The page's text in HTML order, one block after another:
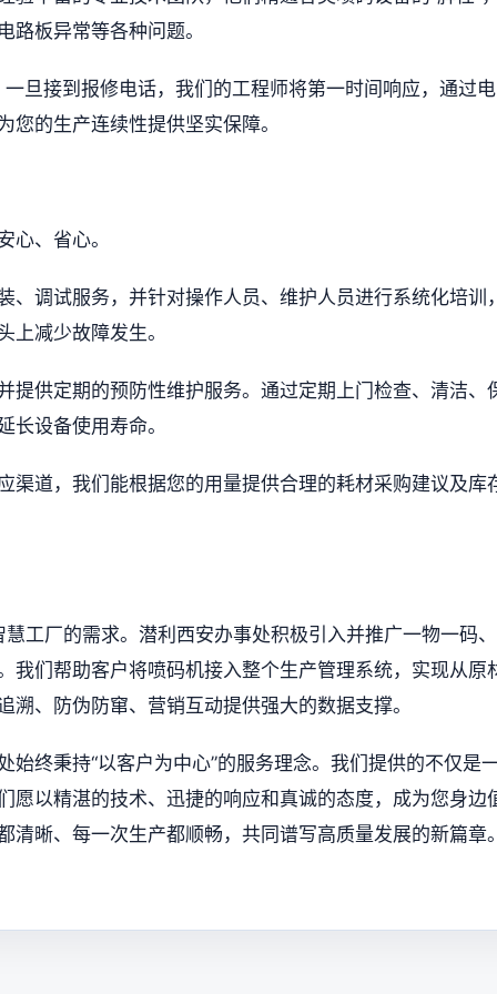
板异常等各种问题。
旦接到报修电话，我们的工程师将第一时间响应，通过电
的生产连续性提供坚实保障。
心、省心。
调试服务，并针对操作人员、维护人员进行系统化培训，
上减少故障发生。
提供定期的预防性维护服务。通过定期上门检查、清洁、
长设备使用寿命。
渠道，我们能根据您的用量提供合理的耗材采购建议及库
工厂的需求。潜利西安办事处积极引入并推广一物一码、
我们帮助客户将喷码机接入整个生产管理系统，实现从原
、防伪防窜、营销互动提供强大的数据支撑。
终秉持“以客户为中心”的服务理念。我们提供的不仅是
愿以精湛的技术、迅捷的响应和真诚的态度，成为您身边
晰、每一次生产都顺畅，共同谱写高质量发展的新篇章。